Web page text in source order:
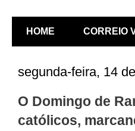
HOME CORREIO
segunda-feira, 14
O Domingo de
católicos,